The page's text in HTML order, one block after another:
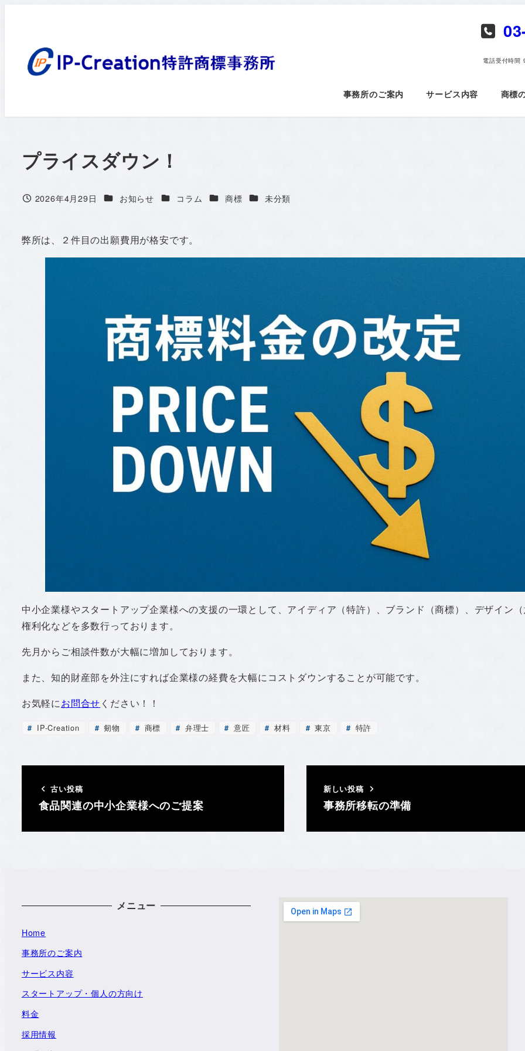
電話​受付時間
事務所のご案内 サービス内容 商標
プライスダウン！
投稿日
2026年4月29日 カテゴリー
お知らせ カテゴリー
コラム カテゴリー
商標 カテゴリー
未分類
弊所は、２件目の出願費用が格安です。
中小企業様やスタートアップ企業様への支援の一環として、アイディア（特許）、ブランド（商標）、デザイン
権利化などを多数行っております。
先月からご相談件数が大幅に増加しております。
また、知的財産部を外注にすれば企業様の経費を大幅にコストダウンすることが可能です。
お気軽にお問合せ ください！！
IP-Creation 剱物 商標 弁理士 意匠 材料 東京 特許
古い投稿
食品関連の中小企業様へのご提案
新しい投稿
事務所移転の準備
メニュー
Home
事務所のご案内
サービス内容
スタートアップ・個人の方向け
料金
採用情報